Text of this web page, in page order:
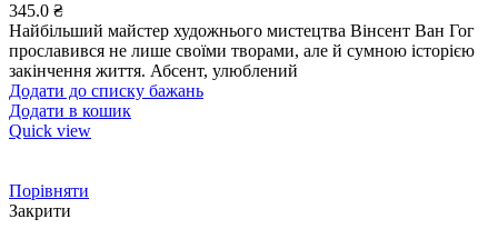
345.0 ₴
Найбільший майстер художнього мистецтва Вінсент Ван Гог
прославився не лише своїми творами, але й сумною історією
закінчення життя. Абсент, улюблений
Додати до списку бажань
Додати в кошик
Quick view
Порівняти
Закрити